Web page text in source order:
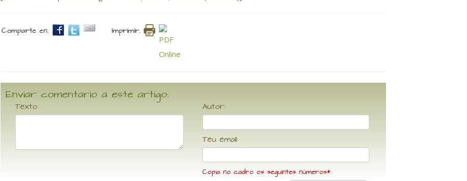
Comparte en. Imprimir.
Enviar comentario a este artigo:
Texto: Autor:
Teu email:
Copia no cadro os seguintes números*: